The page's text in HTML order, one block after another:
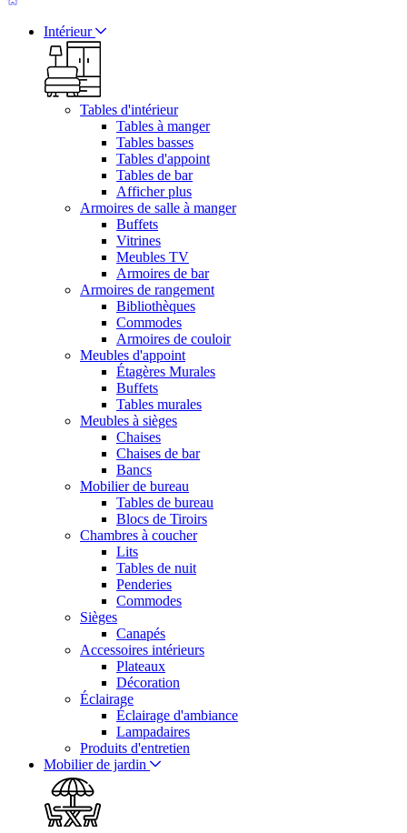
Intérieur
Tables d'intérieur
Tables à manger
Tables basses
Tables d'appoint
Tables de bar
Afficher plus
Armoires de salle à manger
Buffets
Vitrines
Meubles TV
Armoires de bar
Armoires de rangement
Bibliothèques
Commodes
Armoires de couloir
Meubles d'appoint
Étagères Murales
Buffets
Tables murales
Meubles à sièges
Chaises
Chaises de bar
Bancs
Mobilier de bureau
Tables de bureau
Blocs de Tiroirs
Chambres à coucher
Lits
Tables de nuit
Penderies
Commodes
Sièges
Canapés
Accessoires intérieurs
Plateaux
Décoration
Éclairage
Éclairage d'ambiance
Lampadaires
Produits d'entretien
Mobilier de jardin